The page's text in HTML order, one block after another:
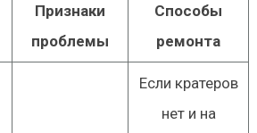
Признаки
проблемы
Способы
ремонта
Если кратеров
нет и на